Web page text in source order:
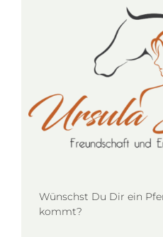
Wünschst Du Dir ein
kommt?